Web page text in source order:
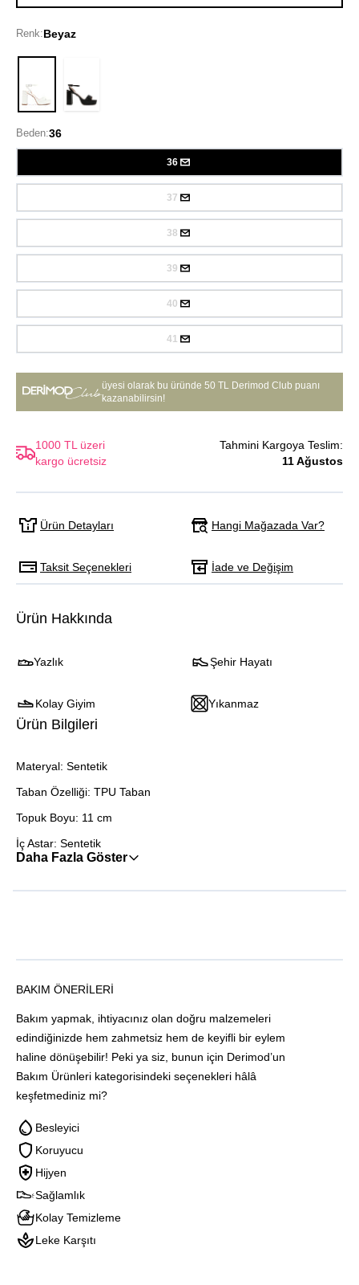
Renk:Beyaz
Beyaz
Beden:36
36
37
38
39
40
41
üyesi olarak bu üründe 50 TL Derimod Club puanı
kazanabilirsin!
1000 TL üzeri
kargo ücretsiz
Tahmini Kargoya Teslim:
11 Ağustos
Ürün Detayları Hangi Mağazada Var?
Taksit Seçenekleri İade ve Değişim
Ürün Hakkında
Yazlık Şehir Hayatı
Kolay Giyim Yıkanmaz
Ürün Bilgileri
Materyal: Sentetik
Taban Özelliği: TPU Taban
Topuk Boyu: 11 cm
İç Astar: Sentetik
Daha Fazla Göster
BAKIM ÖNERILERI
Bakım yapmak, ihtiyacınız olan doğru malzemeleri
edindiğinizde hem zahmetsiz hem de keyifli bir eylem
haline dönüşebilir! Peki ya siz, bunun için Derimod’un
Bakım Ürünleri kategorisindeki seçenekleri hâlâ
keşfetmediniz mi?
Besleyici
Koruyucu
Hijyen
Sağlamlık
Kolay Temizleme
Leke Karşıtı